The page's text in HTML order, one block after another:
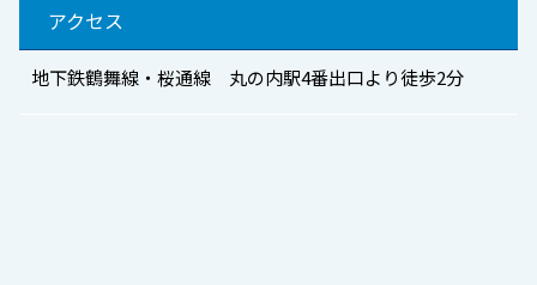
アクセス
地下鉄鶴舞線・桜通線 丸の内駅4番出口より徒歩2分